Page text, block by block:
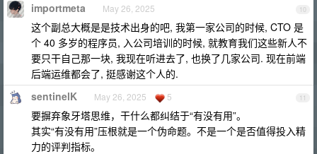
10
importmeta May 26, 2025
这个副总大概是是技术出身的吧, 我第一家公司的时候, CTO 是
个 40 多岁的程序员, 入公司培训的时候, 就教育我们这些新人不
要只干自己那一块, 我现在听进去了, 也换了几家公司. 现在前端
后端运维都会了, 挺感谢这个人的.
11
sentinelK May 26, 2025 5
要摒弃象牙塔思维，干什么都纠结于“有没有用”。
其实“有没有用”压根就是一个伪命题。不是一个是否值得投入精
力的评判指标。